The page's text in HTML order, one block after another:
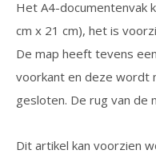
Het A4-documentenvak
cm x 21 cm), het is
De map heeft tevens
voorkant en deze wordt
gesloten. De rug van de
Dit artikel kan voorzien